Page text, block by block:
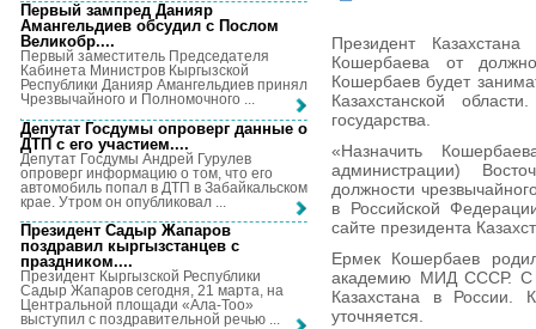
Президент
Кошербаева от
Кошербаев будет
Казахстанской
государства.
«Назначить
администрации)
должности
в Российской
сайте президента
Ермек Кошербаев
академию МИД СССР. С
Казахстана в России.
уточняется.
Первый зампред Данияр
Амангельдиев обсудил с Послом
Великобр....
Первый заместитель Председателя
Кабинета Министров Кыргызской
Республики Данияр Амангельдиев принял
Чрезвычайного и Полномочного ...
Депутат Госдумы опроверг данные о
ДТП с его участием....
Депутат Госдумы Андрей Гурулев
опроверг информацию о том, что его
автомобиль попал в ДТП в Забайкальском
крае. Утром он опубликовал ...
Президент Садыр Жапаров
поздравил кыргызстанцев с
праздником....
Президент Кыргызской Республики
Садыр Жапаров сегодня, 21 марта, на
Центральной площади «Ала-Тоо»
выступил с поздравительной речью ...